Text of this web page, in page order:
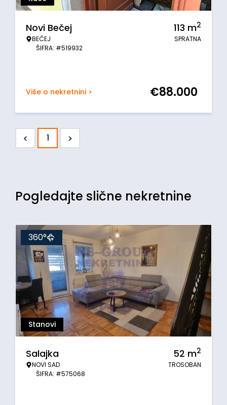
Novi Bečej
BEČEJ
ŠIFRA: #519932
113 m2
SPRATNA
Više o nekretnini > €88.000
< 1 >
Pogledajte slične nekretnine
Stanovi
360°
Salajka
NOVI SAD
ŠIFRA: #575068
52 m2
TROSOBAN